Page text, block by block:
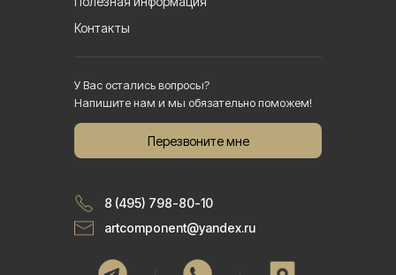
Контакты
Перезвоните мне
У Вас остались вопросы?
Напишите нам и мы обязательно поможем!
8 (495) 798-80-10
artcomponent@yandex.ru